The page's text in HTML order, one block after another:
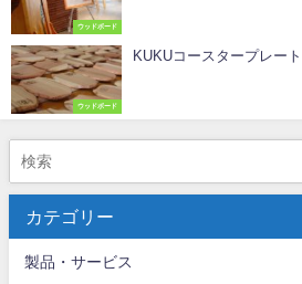
ウッドボード
ウッドボード
KUKUコースタープレート
カテゴリー
製品・サービス